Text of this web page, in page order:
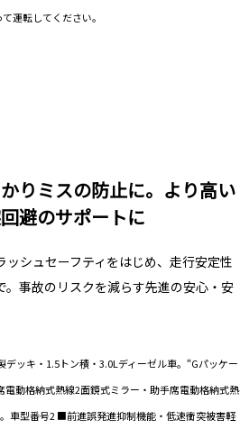
運転してください。
りミスの防止に。より高い
避のサポートに
シュセーフティをはじめ、走行安定性
事故のリスクを減らす先進の安心・安
ッキ・1.5トン積・3.0Lディーゼル車。“Gパッケー
動格納式熱線2面鏡式ミラー・助手席電動格納式熱
車型番号2 ■前進誤発進抑制機能・低速衝突被害軽